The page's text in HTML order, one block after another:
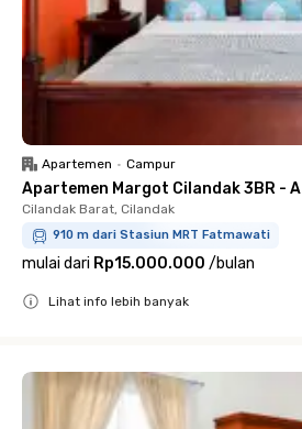
Apartemen • Campur
Apartemen Margot Cilandak 3BR - A
Cilandak Barat, Cilandak
910 m dari Stasiun MRT Fatmawati
mulai dari Rp15.000.000 /bulan
Lihat info lebih banyak